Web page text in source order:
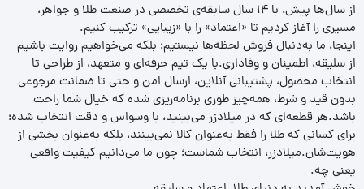
از سال‌ها پیش، با ۱۴ سال سابقه‌ی تخصصی در صنعت طلا و جواهر،
مسیری را آغاز کردیم تا «اعتماد» را با «زیبایی» ترکیب کنیم.
اینجا، ما به‌دنبال فروش لحظه‌ها نیستیم؛ بلکه می‌خواهیم روایت باشیم
از سلیقه، اطمینان و وفاداری.با یک تیم حرفه‌ای و متعهد، از طراحی تا
انتخاب محصول، پشتیبانی آنلاین، ارسال امن و حتی تا ضمانت مرجوعی
بدون قید و شرط، همه‌چیز طوری برنامه‌ریزی شده که خیال شما راحت
باشد.هر قطعه‌ای که در میلادزر می‌بینید، با وسواس و دقت انتخاب شده؛
برای کسانی که طلا را فقط به‌عنوان کالا نمی‌بینند، بلکه به‌عنوان بخشی از
هویت‌شان.میلادزر، انتخاب شماست؛ چون ما می‌دانیم کیفیت واقعی
یعنی چه.